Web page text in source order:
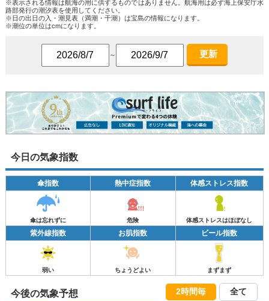
※表示される情報は航海の用に供するものではありません。航海用は必ず海上保安庁水
路部発行の潮汐表を使用してください。
※日の出日の入・潮見表（満潮・干潮）は宝島の情報になります。
※潮位の単位はcmになります。
～ 更新
今日の気象指数
傘指数 熱中症指数 体感ストレス指数
傘は忘れずに 危険 体感ストレスはほぼなし
紫外線指数 お肌指数 ビール指数
弱い ちょうどよい まずまず
今後の気象予想 2時間毎 全て